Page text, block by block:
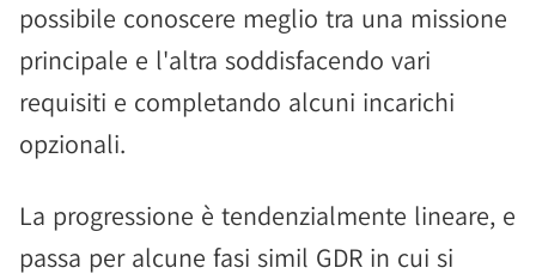
possibile conoscere meglio tra una missione
principale e l'altra soddisfacendo vari
requisiti e completando alcuni incarichi
opzionali.
La progressione è tendenzialmente lineare, e
passa per alcune fasi simil GDR in cui si